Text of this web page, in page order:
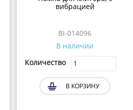
вибрацией
BI-014096
В наличии
Количество
В КОРЗИНУ